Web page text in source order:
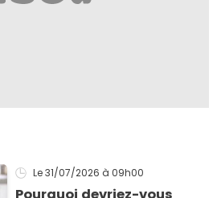
Le 31/07/2026 à 09h00